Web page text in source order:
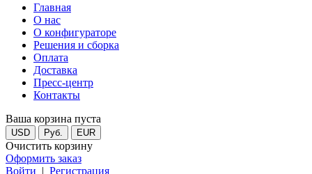
Главная
О нас
О конфигураторе
Решения и сборка
Оплата
Доставка
Пресс-центр
Контакты
Ваша корзина пуста
USD Руб. EUR
Очистить корзину
Оформить заказ
Войти | Регистрация